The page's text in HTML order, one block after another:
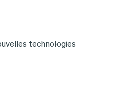
technologies